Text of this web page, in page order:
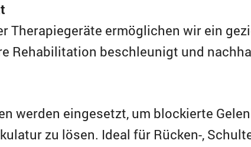
Therapiegeräte ermöglichen wir ein
Rehabilitation beschleunigt und
werden eingesetzt, um blockierte
zu lösen. Ideal für Rücken-,